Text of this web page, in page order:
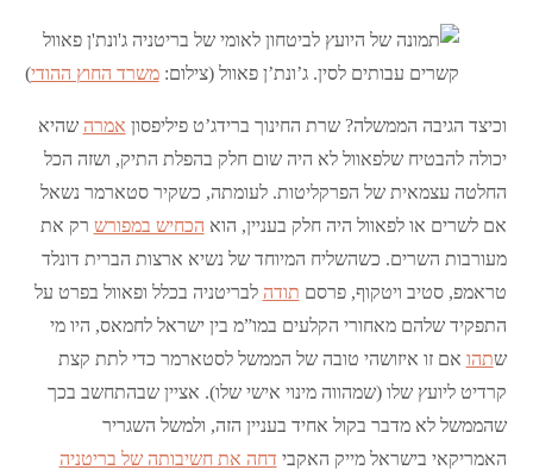
קשרים עבותים לסין. ג’ונת’ן פאוול (צילום:משרד החוץ ההודי)
וכיצד הגיבה הממשלה? שרת החינוך ברידג’ט פיליפסון אמרה שהיא
יכולה להבטיח שלפאוול לא היה שום חלק בהפלת התיק, ושזה הכל
החלטה עצמאית של הפרקליטות. לעומתה, כשקיר סטארמר נשאל
אם לשרים או לפאוול היה חלק בעניין, הוא הכחיש במפורש רק את
מעורבות השרים. כשהשליח המיוחד של נשיא ארצות הברית דונלד
טראמפ, סטיב ויטקוף, פרסם תודה לבריטניה בכלל ופאוול בפרט על
התפקיד שלהם מאחורי הקלעים במו”מ בין ישראל לחמאס, היו מי
שתהו אם זו איזושהי טובה של הממשל לסטארמר כדי לתת קצת
קרדיט ליועץ שלו (שמהווה מינוי אישי שלו). אציין שבהתחשב בכך
שהממשל לא מדבר בקול אחיד בעניין הזה, ולמשל השגריר
האמריקאי בישראל מייק האקבי דחה את חשיבותה של בריטניה